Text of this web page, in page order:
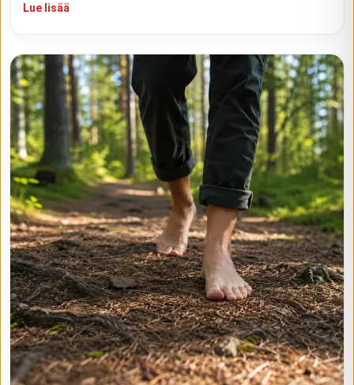
Lue lisää